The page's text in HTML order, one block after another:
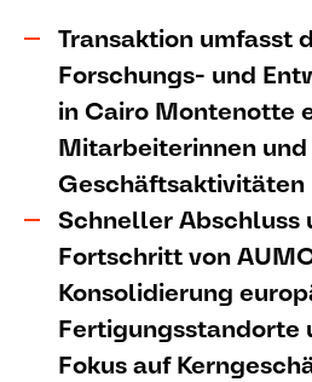
Transaktion umfasst
Forschungs- und
in Cairo Montenotte
Mitarbeiterinnen
Geschäftsaktivitäten
Schneller Abschluss
Fortschritt von
Konsolidierung
Fertigungsstandorte
Fokus auf